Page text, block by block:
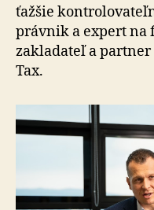
ťažšie
právnik a expert na
zakladateľ a
Tax.